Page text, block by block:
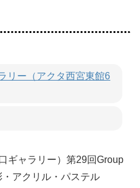
リー（アクタ西宮東館6
ギャラリー）第29回Group
アクリル・パステル